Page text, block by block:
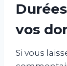
vos
Si vous